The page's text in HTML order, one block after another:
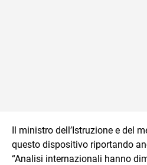
Il ministro dell’Istruzione e del
questo dispositivo riportando
“Analisi internazionali hanno